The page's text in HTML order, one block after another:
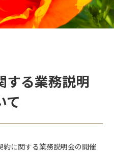
する業務説明
て
約に関する業務説明会の開催